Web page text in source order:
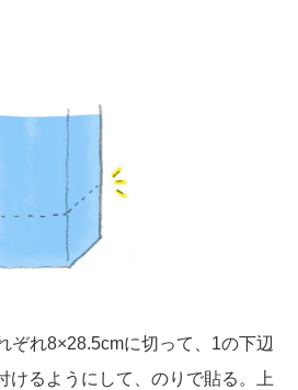
ぞれ8×28.5cmに切って、1の下辺
けるようにして、のりで貼る。上